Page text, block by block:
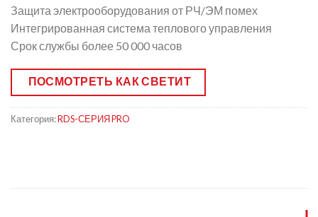
Защита электрооборудования от РЧ/ЭМ помех
Интегрированная система теплового управления
Срок службы более 50 000 часов
ПОСМОТРЕТЬ КАК СВЕТИТ
Категория:RDS-СЕРИЯ PRO